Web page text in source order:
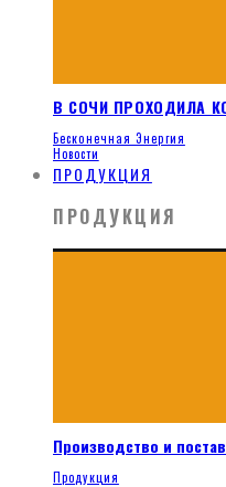
В СОЧИ ПРОХОДИЛА
Бесконечная Энергия
Новости
ПРОДУКЦИЯ
ПРОДУКЦИЯ
Производство и
Продукция